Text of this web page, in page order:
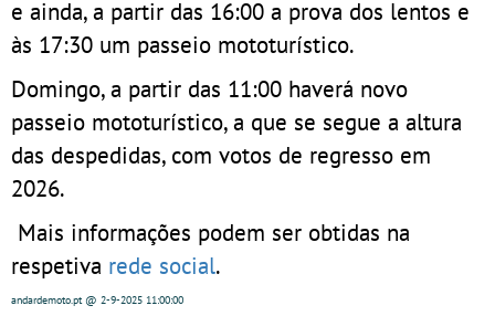
e ainda, a partir das 16:00 a prova dos lentos e
às 17:30 um passeio mototurístico.
Domingo, a partir das 11:00 haverá novo
passeio mototurístico, a que se segue a altura
das despedidas, com votos de regresso em
2026.
Mais informações podem ser obtidas na
respetiva rede social.
andardemoto.pt@ 2-9-2025 11:00:00